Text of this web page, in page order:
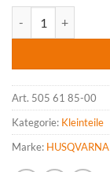
Art. 505 61 85-00
Kategorie: Kleinteile
Marke: HUSQVARNA